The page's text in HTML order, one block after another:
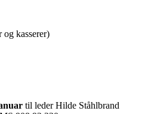
kasserer)
til leder Hilde Ståhlbrand